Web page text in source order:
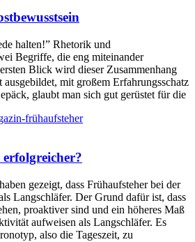
halten!” Rhetorik und
Begriffe, die eng miteinander
Blick wird dieser Zusammenhang
mit großem Erfahrungsschatz
glaubt man sich gut gerüstet für die
gezeigt, dass Frühaufsteher bei der
Langschläfer. Der Grund dafür ist, dass
proaktiver sind und ein höheres Maß
aufweisen als Langschläfer. Es
also die Tageszeit, zu